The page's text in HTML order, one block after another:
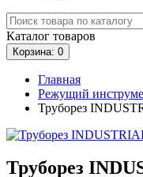
Каталог товаров
Корзина: 0
Главная
Режущий
Труборез
Труборез